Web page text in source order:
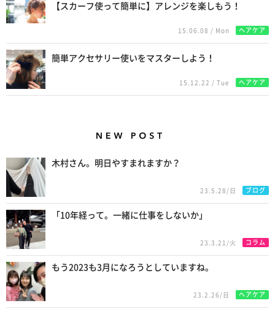
【スカーフ使って簡単に】アレンジを楽しもう！
15.06.08 / Mon ヘアケア
簡単アクセサリー使いをマスターしよう！
15.12.22 / Tue ヘアケア
木村さん。明日やすまれますか？
23.5.28/日 ブログ
「10年経って。一緒に仕事をしないか」
23.3.21/火 コラム
もう2023も3月になろうとしていますね。
23.2.26/日 ヘアケア